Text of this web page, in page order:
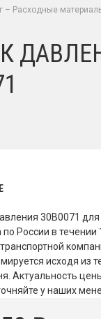
– Расходные
30В0071 для
России в течении
исходя из
Актуальность
у наших